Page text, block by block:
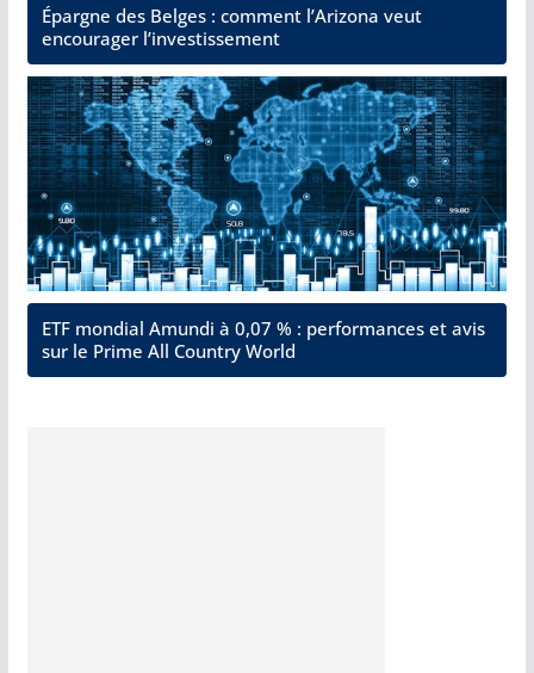
Épargne des Belges : comment l’Arizona veut
encourager l’investissement
ETF mondial Amundi à 0,07 % : performances et avis
sur le Prime All Country World